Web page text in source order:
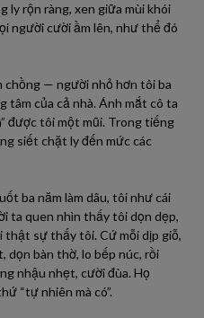
ly rộn ràng, xen giữa mùi khói
người cười ầm lên, như thể đó
chồng — người nhỏ hơn tôi ba
tâm của cả nhà. Ánh mắt cô ta
được tôi một mũi. Trong tiếng
siết chặt ly đến mức các
ba năm làm dâu, tôi như cái
ta quen nhìn thấy tôi dọn dẹp,
thật sự thấy tôi. Cứ mỗi dịp giỗ,
dọn bàn thờ, lo bếp núc, rồi
nhậu nhẹt, cười đùa. Họ
“tự nhiên mà có”.